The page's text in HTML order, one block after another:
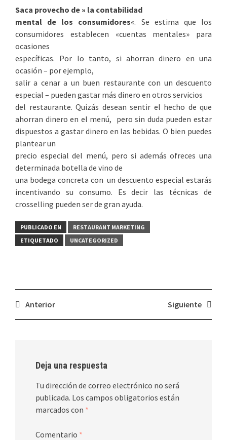
Saca provecho de » la contabilidad
mental de los consumidores«. Se estima que los
consumidores establecen «cuentas mentales» para
ocasiones
específicas. Por lo tanto, si ahorran dinero en una
ocasión – por ejemplo,
salir a cenar a un buen restaurante con un descuento
especial – pueden gastar más dinero en otros servicios
del restaurante. Quizás desean sentir el hecho de que
ahorran dinero en el menú, pero sin duda pueden estar
dispuestos a gastar dinero en las bebidas. O bien puedes
plantear un
precio especial del menú, pero si además ofreces una
determinada botella de vino de
una bodega concreta con un descuento especial estarás
incentivando su consumo. Es decir las técnicas de
crosselling pueden ser de gran ayuda.
PUBLICADO EN
RESTAURANT MARKETING
ETIQUETADO
UNCATEGORIZED
Navegación
de
Anterior Siguiente
Deja una respuesta
Tu dirección de correo electrónico no será
publicada. Los campos obligatorios están
marcados con *
Comentario *